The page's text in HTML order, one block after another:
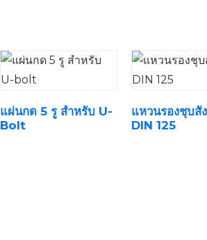
แผ่นกด 5 รู สำหรับ U-
Bolt
แหวนรองชุบสั
DIN 125